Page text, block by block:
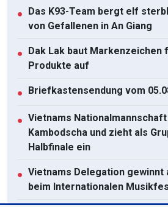
● Das K93-Team bergt elf
von Gefallenen in An Giang
● Dak Lak baut
Produkte auf
● Briefkastensendung vom
● Vietnams
Kambodscha und zieht als
Halbfinale ein
● Vietnams Delegation gewinnt
beim Internationalen